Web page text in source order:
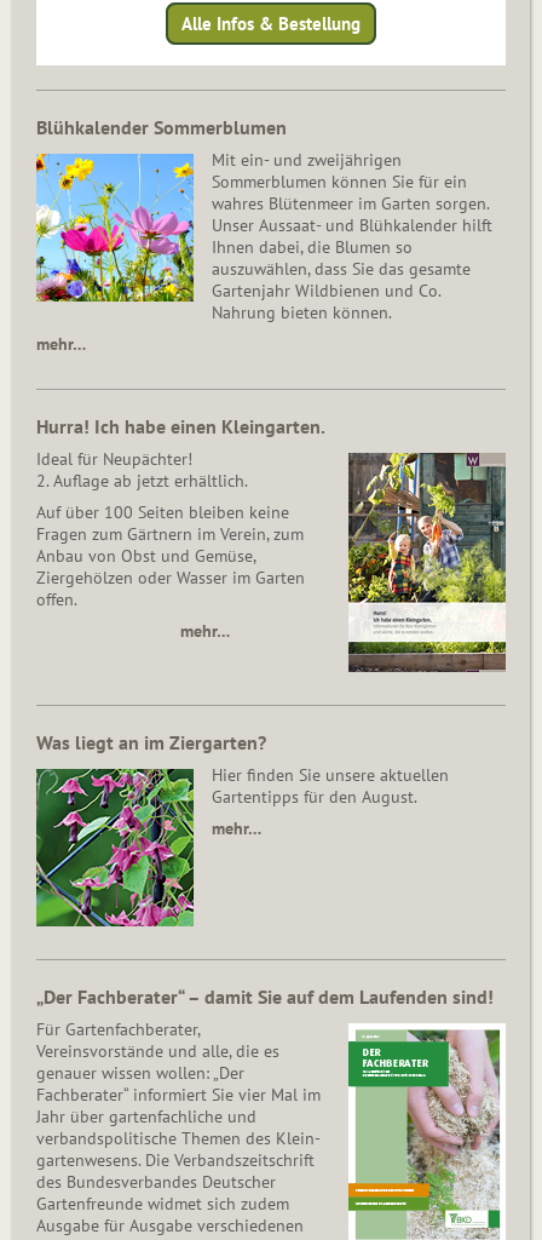
Alle Infos & Bestellung
Blühkalender Sommerblumen
Mit ein- und zweijährigen
Sommerblumen können Sie für ein
wahres Blütenmeer im Garten sorgen.
Unser Aussaat- und Blühkalender hilft
Ihnen dabei, die Blumen so
auszuwählen, dass Sie das gesamte
Gartenjahr Wildbienen und Co.
Nahrung bieten können.
mehr…
Hurra! Ich habe einen Kleingarten.
Ideal für Neupächter!
2. Auflage ab jetzt erhältlich.
Auf über 100 Seiten bleiben keine
Fragen zum Gärtnern im Verein, zum
Anbau von Obst und Gemüse,
Ziergehölzen oder Wasser im Garten
offen.
mehr…
Was liegt an im Ziergarten?
Hier finden Sie unsere aktuellen
Gartentipps für den August.
mehr…
„Der Fachberater“ – damit Sie auf dem Laufenden sind!
Für Gartenfachberater,
Vereinsvorstände und alle, die es
genauer wissen wollen: „Der
Fachberater“ informiert Sie vier Mal im
Jahr über gartenfachliche und
verbandspolitische Themen des Klein­
gar­ten­wesens. Die Ver­bands­zeit­schrift
des Bun­des­ver­ban­des Deutscher
Gartenfreunde widmet sich zudem
Ausgabe für Ausgabe verschiedenen